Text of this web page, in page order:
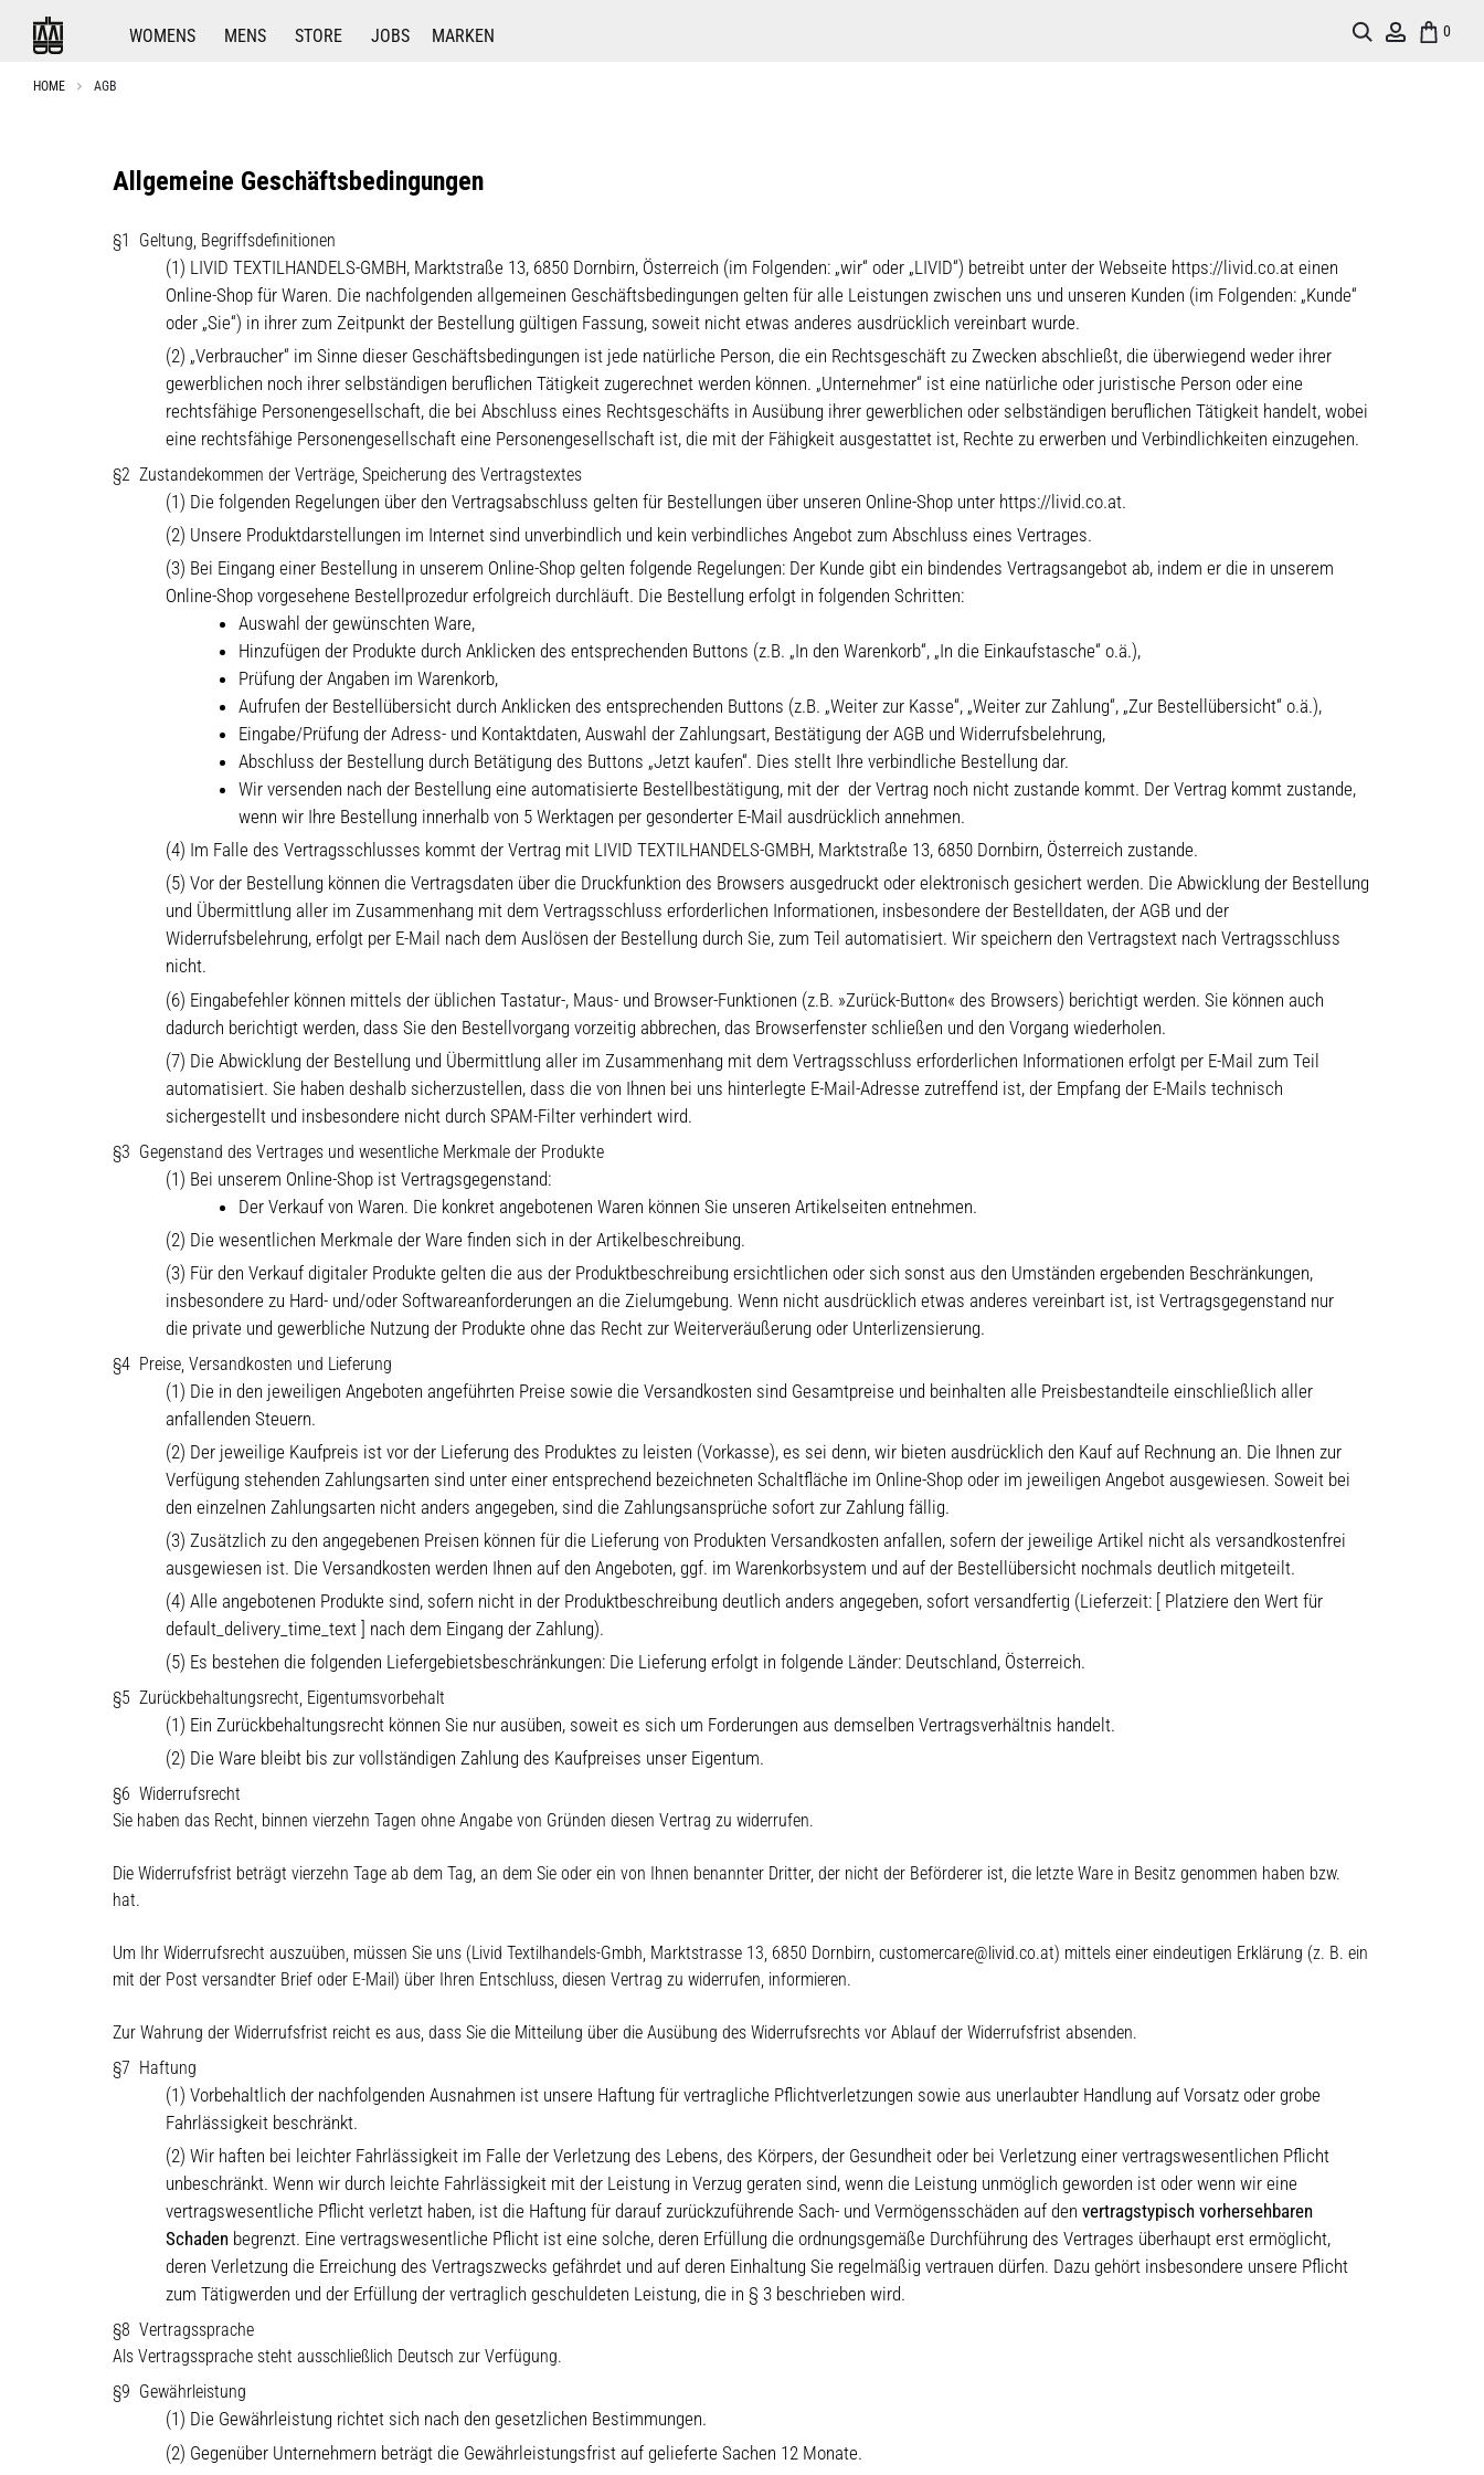
WOMENS MENS STORE JOBS MARKEN 0
Account
Search
HOME AGB
Allgemeine Geschäftsbedingungen
Geltung, Begriffsdefinitionen
(1) LIVID TEXTILHANDELS-GMBH, Marktstraße 13, 6850 Dornbirn, Österreich (im Folgenden: „wir“ oder „LIVID“) betreibt unter der Webseite https://livid.co.at einen
Online-Shop für Waren. Die nachfolgenden allgemeinen Geschäftsbedingungen gelten für alle Leistungen zwischen uns und unseren Kunden (im Folgenden: „Kunde“
oder „Sie“) in ihrer zum Zeitpunkt der Bestellung gültigen Fassung, soweit nicht etwas anderes ausdrücklich vereinbart wurde.
(2) „Verbraucher“ im Sinne dieser Geschäftsbedingungen ist jede natürliche Person, die ein Rechtsgeschäft zu Zwecken abschließt, die überwiegend weder ihrer
gewerblichen noch ihrer selbständigen beruflichen Tätigkeit zugerechnet werden können. „Unternehmer“ ist eine natürliche oder juristische Person oder eine
rechtsfähige Personengesellschaft, die bei Abschluss eines Rechtsgeschäfts in Ausübung ihrer gewerblichen oder selbständigen beruflichen Tätigkeit handelt, wobei
eine rechtsfähige Personengesellschaft eine Personengesellschaft ist, die mit der Fähigkeit ausgestattet ist, Rechte zu erwerben und Verbindlichkeiten einzugehen.
Zustandekommen der Verträge, Speicherung des Vertragstextes
(1) Die folgenden Regelungen über den Vertragsabschluss gelten für Bestellungen über unseren Online-Shop unter https://livid.co.at.
(2) Unsere Produktdarstellungen im Internet sind unverbindlich und kein verbindliches Angebot zum Abschluss eines Vertrages.
(3) Bei Eingang einer Bestellung in unserem Online-Shop gelten folgende Regelungen: Der Kunde gibt ein bindendes Vertragsangebot ab, indem er die in unserem
Online-Shop vorgesehene Bestellprozedur erfolgreich durchläuft. Die Bestellung erfolgt in folgenden Schritten:
Auswahl der gewünschten Ware,
Hinzufügen der Produkte durch Anklicken des entsprechenden Buttons (z.B. „In den Warenkorb“, „In die Einkaufstasche“ o.ä.),
Prüfung der Angaben im Warenkorb,
Aufrufen der Bestellübersicht durch Anklicken des entsprechenden Buttons (z.B. „Weiter zur Kasse“, „Weiter zur Zahlung“, „Zur Bestellübersicht“ o.ä.),
Eingabe/Prüfung der Adress- und Kontaktdaten, Auswahl der Zahlungsart, Bestätigung der AGB und Widerrufsbelehrung,
Abschluss der Bestellung durch Betätigung des Buttons „Jetzt kaufen“. Dies stellt Ihre verbindliche Bestellung dar.
Wir versenden nach der Bestellung eine automatisierte Bestellbestätigung, mit der der Vertrag noch nicht zustande kommt. Der Vertrag kommt zustande,
wenn wir Ihre Bestellung innerhalb von 5 Werktagen per gesonderter E-Mail ausdrücklich annehmen.
(4) Im Falle des Vertragsschlusses kommt der Vertrag mit LIVID TEXTILHANDELS-GMBH, Marktstraße 13, 6850 Dornbirn, Österreich zustande.
(5) Vor der Bestellung können die Vertragsdaten über die Druckfunktion des Browsers ausgedruckt oder elektronisch gesichert werden. Die Abwicklung der Bestellung
und Übermittlung aller im Zusammenhang mit dem Vertragsschluss erforderlichen Informationen, insbesondere der Bestelldaten, der AGB und der
Widerrufsbelehrung, erfolgt per E-Mail nach dem Auslösen der Bestellung durch Sie, zum Teil automatisiert. Wir speichern den Vertragstext nach Vertragsschluss
nicht.
(6) Eingabefehler können mittels der üblichen Tastatur-, Maus- und Browser-Funktionen (z.B. »Zurück-Button« des Browsers) berichtigt werden. Sie können auch
dadurch berichtigt werden, dass Sie den Bestellvorgang vorzeitig abbrechen, das Browserfenster schließen und den Vorgang wiederholen.
(7) Die Abwicklung der Bestellung und Übermittlung aller im Zusammenhang mit dem Vertragsschluss erforderlichen Informationen erfolgt per E-Mail zum Teil
automatisiert. Sie haben deshalb sicherzustellen, dass die von Ihnen bei uns hinterlegte E-Mail-Adresse zutreffend ist, der Empfang der E-Mails technisch
sichergestellt und insbesondere nicht durch SPAM-Filter verhindert wird.
Gegenstand des Vertrages und wesentliche Merkmale der Produkte
(1) Bei unserem Online-Shop ist Vertragsgegenstand:
Der Verkauf von Waren. Die konkret angebotenen Waren können Sie unseren Artikelseiten entnehmen.
(2) Die wesentlichen Merkmale der Ware finden sich in der Artikelbeschreibung.
(3) Für den Verkauf digitaler Produkte gelten die aus der Produktbeschreibung ersichtlichen oder sich sonst aus den Umständen ergebenden Beschränkungen,
insbesondere zu Hard- und/oder Softwareanforderungen an die Zielumgebung. Wenn nicht ausdrücklich etwas anderes vereinbart ist, ist Vertragsgegenstand nur
die private und gewerbliche Nutzung der Produkte ohne das Recht zur Weiterveräußerung oder Unterlizensierung.
Preise, Versandkosten und Lieferung
(1) Die in den jeweiligen Angeboten angeführten Preise sowie die Versandkosten sind Gesamtpreise und beinhalten alle Preisbestandteile einschließlich aller
anfallenden Steuern.
(2) Der jeweilige Kaufpreis ist vor der Lieferung des Produktes zu leisten (Vorkasse), es sei denn, wir bieten ausdrücklich den Kauf auf Rechnung an. Die Ihnen zur
Verfügung stehenden Zahlungsarten sind unter einer entsprechend bezeichneten Schaltfläche im Online-Shop oder im jeweiligen Angebot ausgewiesen. Soweit bei
den einzelnen Zahlungsarten nicht anders angegeben, sind die Zahlungsansprüche sofort zur Zahlung fällig.
(3) Zusätzlich zu den angegebenen Preisen können für die Lieferung von Produkten Versandkosten anfallen, sofern der jeweilige Artikel nicht als versandkostenfrei
ausgewiesen ist. Die Versandkosten werden Ihnen auf den Angeboten, ggf. im Warenkorbsystem und auf der Bestellübersicht nochmals deutlich mitgeteilt.
(4) Alle angebotenen Produkte sind, sofern nicht in der Produktbeschreibung deutlich anders angegeben, sofort versandfertig (Lieferzeit: [ Platziere den Wert für
default_delivery_time_text ] nach dem Eingang der Zahlung).
(5) Es bestehen die folgenden Liefergebietsbeschränkungen: Die Lieferung erfolgt in folgende Länder: Deutschland, Österreich.
Zurückbehaltungsrecht, Eigentumsvorbehalt
(1) Ein Zurückbehaltungsrecht können Sie nur ausüben, soweit es sich um Forderungen aus demselben Vertragsverhältnis handelt.
(2) Die Ware bleibt bis zur vollständigen Zahlung des Kaufpreises unser Eigentum.
Widerrufsrecht
Sie haben das Recht, binnen vierzehn Tagen ohne Angabe von Gründen diesen Vertrag zu widerrufen.
Die Widerrufsfrist beträgt vierzehn Tage ab dem Tag, an dem Sie oder ein von Ihnen benannter Dritter, der nicht der Beförderer ist, die letzte Ware in Besitz genommen haben bzw.
hat.
Um Ihr Widerrufsrecht auszuüben, müssen Sie uns (Livid Textilhandels-Gmbh, Marktstrasse 13, 6850 Dornbirn, customercare@livid.co.at) mittels einer eindeutigen Erklärung (z. B. ein
mit der Post versandter Brief oder E-Mail) über Ihren Entschluss, diesen Vertrag zu widerrufen, informieren.
Zur Wahrung der Widerrufsfrist reicht es aus, dass Sie die Mitteilung über die Ausübung des Widerrufsrechts vor Ablauf der Widerrufsfrist absenden.
Haftung
(1) Vorbehaltlich der nachfolgenden Ausnahmen ist unsere Haftung für vertragliche Pflichtverletzungen sowie aus unerlaubter Handlung auf Vorsatz oder grobe
Fahrlässigkeit beschränkt.
(2) Wir haften bei leichter Fahrlässigkeit im Falle der Verletzung des Lebens, des Körpers, der Gesundheit oder bei Verletzung einer vertragswesentlichen Pflicht
unbeschränkt. Wenn wir durch leichte Fahrlässigkeit mit der Leistung in Verzug geraten sind, wenn die Leistung unmöglich geworden ist oder wenn wir eine
vertragswesentliche Pflicht verletzt haben, ist die Haftung für darauf zurückzuführende Sach- und Vermögensschäden auf den vertragstypisch vorhersehbaren
Schaden begrenzt. Eine vertragswesentliche Pflicht ist eine solche, deren Erfüllung die ordnungsgemäße Durchführung des Vertrages überhaupt erst ermöglicht,
deren Verletzung die Erreichung des Vertragszwecks gefährdet und auf deren Einhaltung Sie regelmäßig vertrauen dürfen. Dazu gehört insbesondere unsere Pflicht
zum Tätigwerden und der Erfüllung der vertraglich geschuldeten Leistung, die in § 3 beschrieben wird.
Vertragssprache
Als Vertragssprache steht ausschließlich Deutsch zur Verfügung.
Gewährleistung
(1) Die Gewährleistung richtet sich nach den gesetzlichen Bestimmungen.
(2) Gegenüber Unternehmern beträgt die Gewährleistungsfrist auf gelieferte Sachen 12 Monate.